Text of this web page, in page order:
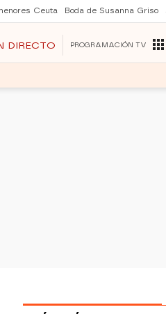
Ceuta Boda de Susanna Griso
DIRECTO PROGRAMACIÓN TV